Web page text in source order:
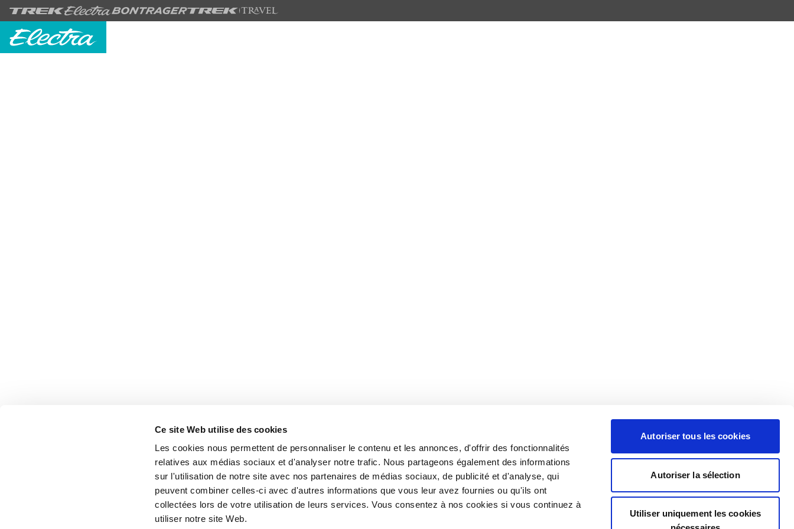
Ce site Web utilise des cookies
Les cookies nous permettent de personnaliser le contenu et les annonces, d'offrir des fonctionnalités
relatives aux médias sociaux et d'analyser notre trafic. Nous partageons également des informations
sur l'utilisation de notre site avec nos partenaires de médias sociaux, de publicité et d'analyse, qui
peuvent combiner celles-ci avec d'autres informations que vous leur avez fournies ou qu'ils ont
collectées lors de votre utilisation de leurs services. Vous consentez à nos cookies si vous continuez à
utiliser notre site Web.
Autoriser tous les cookies
Autoriser la sélection
Utiliser uniquement les cookies